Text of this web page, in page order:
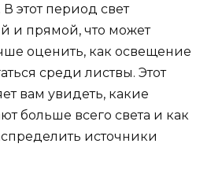
этот период свет
и прямой, что может
оценить, как освещение
среди листвы. Этот
вам увидеть, какие
больше всего света и как
источники